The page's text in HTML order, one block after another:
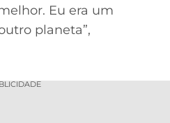
Eu era um
planeta”,